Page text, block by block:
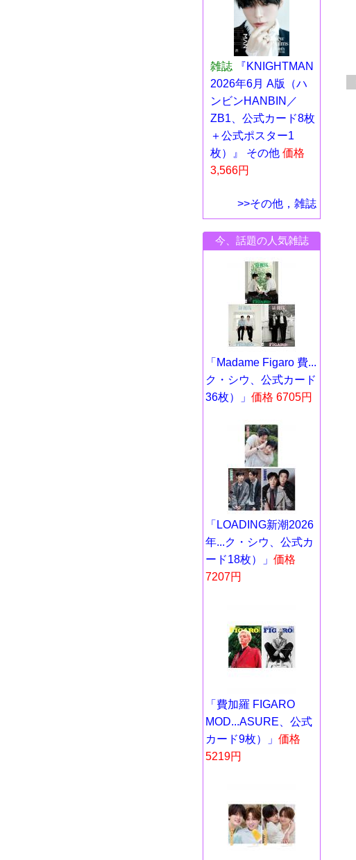
雑誌
『KNIGHTMAN
2026年6月 A版（ハ
ンビンHANBIN／
ZB1、公式カード8枚
＋公式ポスター1
枚）』 その他 価格
3,566円
>>その他，雑誌
今、話題の人気雑誌
「Madame Figaro 費...
ク・シウ、公式カード
36枚）」 価格 6705円
「LOADING新潮2026
年...ク・シウ、公式カ
ード18枚）」 価格
7207円
「費加羅 FIGARO
MOD...ASURE、公式
カード9枚）」 価格
5219円